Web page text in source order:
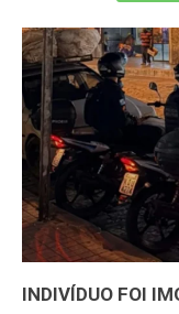
INDIVÍDUO FOI